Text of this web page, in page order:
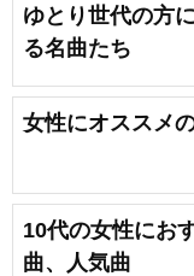
ゆとり世代の方
る名曲たち
女性にオススメ
10代の女性にお
曲、人気曲